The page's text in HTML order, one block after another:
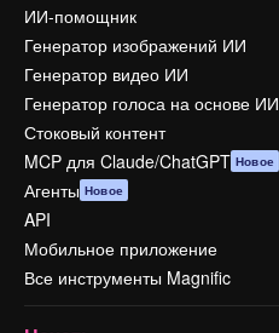
ИИ-помощник
Генератор изображений ИИ
Генератор видео ИИ
Генератор голоса на основе ИИ
Стоковый контент
MCP для Claude/ChatGPT Новое
Агенты Новое
API
Мобильное приложение
Все инструменты Magnific